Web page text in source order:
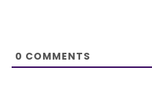
0 COMMENTS